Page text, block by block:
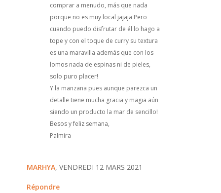
comprar a menudo, más que nada
porque no es muy local jajaja Pero
cuando puedo disfrutar de él lo hago a
tope y con el toque de curry su textura
es una maravilla además que con los
lomos nada de espinas ni de pieles,
solo puro placer!
Y la manzana pues aunque parezca un
detalle tiene mucha gracia y magia aún
siendo un producto la mar de sencillo!
Besos y feliz semana,
Palmira
MARHYA, VENDREDI 12 MARS 2021
Répondre